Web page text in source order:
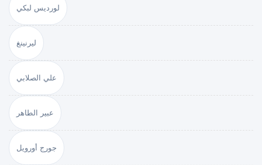
لورديس لبكي
ليرنينغ
علي الصلابي
عبير الطاهر
جورج أورويل